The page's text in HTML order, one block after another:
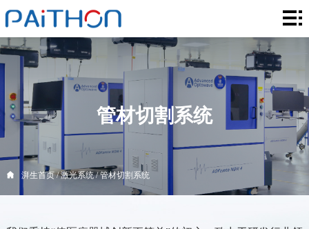
湃
生
页
核
服
务
决
方
案
创
新
领
光
关
管材切割系统
湃生首页/激光系统/管材切割系统